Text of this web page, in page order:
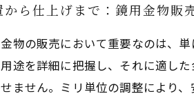
から仕上げまで：鏡用金物販
物の販売において重要なのは、
途を詳細に把握し、それに適し
ません。ミリ単位の調整により